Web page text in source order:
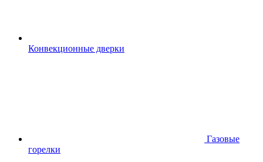
Конвекционные дверки
Газовые
горелки